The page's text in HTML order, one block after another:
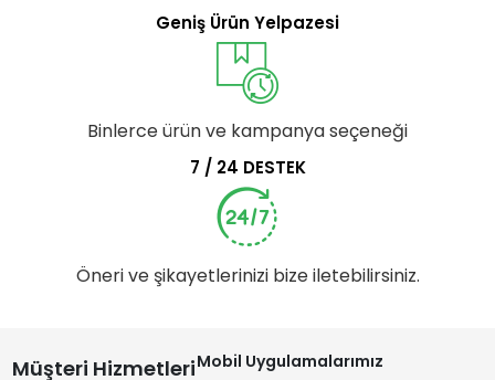
Geniş Ürün Yelpazesi
Binlerce ürün ve kampanya seçeneği
7 / 24 DESTEK
Öneri ve şikayetlerinizi bize iletebilirsiniz.
Müşteri HizmetleriMobil Uygulamalarımız